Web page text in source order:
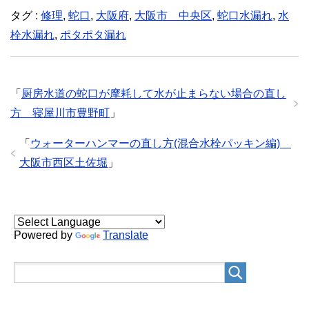
タグ : 修理, 蛇口, 大阪府, 大阪市 中央区, 蛇口水漏れ, 水
栓水漏れ, ポタポタ漏れ
「 厨房水道の蛇口が摩耗して水が止まらない場合の直し
方 寝屋川市豊野町 」
「 ウォーターハンマーの直し方(混合水栓パッキン編)
大阪市西区土佐堀 」
Powered by Translate